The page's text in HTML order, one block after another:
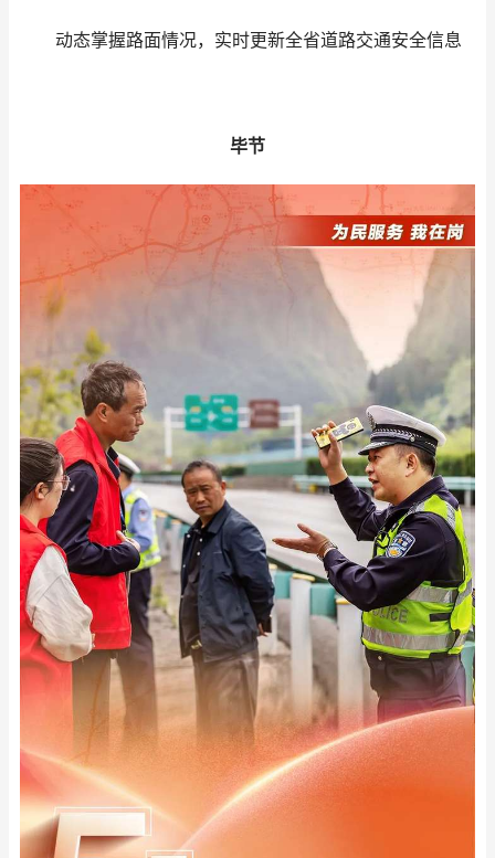
动态掌握路面情况，实时更新全省道路交通安全信息
毕节